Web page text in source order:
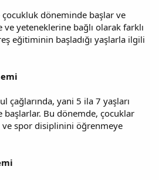
döneminde başlar ve
yeteneklerine bağlı olarak farklı
eğitiminin başladığı yaşlarla ilgili
çağlarında, yani 5 ila 7 yaşları
başlarlar. Bu dönemde, çocuklar
spor disiplinini öğrenmeye